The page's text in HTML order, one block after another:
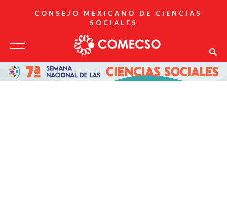
CONSEJO MEXICANO DE CIENCIAS
SOCIALES